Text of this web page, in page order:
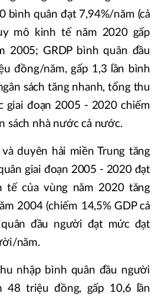
bình quân đạt 7,94%/năm (cả
mô kinh tế năm 2020 gấp
2005; GRDP bình quân đầu
đồng/năm, gấp 1,3 lần bình
sách tăng nhanh, tổng thu
giai đoạn 2005 - 2020 chiếm
sách nhà nước cả nước.
duyên hải miền Trung tăng
giai đoạn 2005 - 2020 đạt
tế của vùng năm 2020 tăng
2004 (chiếm 14,5% GDP cả
đầu người đạt mức đạt
năm.
nhập bình quân đầu người
48 triệu đồng, gấp 10,6 lần